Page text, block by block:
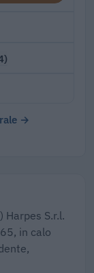
→
S.r.l.
in calo